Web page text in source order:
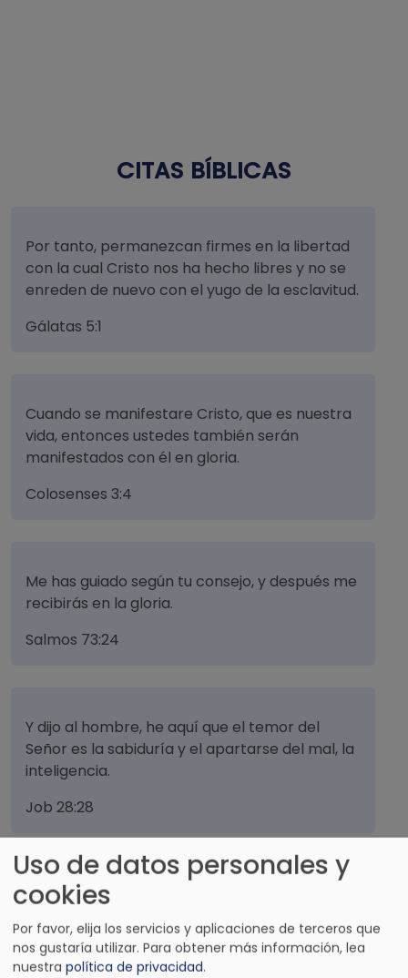
CITAS BÍBLICAS
Por tanto, permanezcan firmes en la libertad
con la cual Cristo nos ha hecho libres y no se
enreden de nuevo con el yugo de la esclavitud.
Gálatas 5:1
Cuando se manifestare Cristo, que es nuestra
vida, entonces ustedes también serán
manifestados con él en gloria.
Colosenses 3:4
Me has guiado según tu consejo, y después me
recibirás en la gloria.
Salmos 73:24
Y dijo al hombre, he aquí que el temor del
Señor es la sabiduría y el apartarse del mal, la
inteligencia.
Job 28:28
La bendición de Jehová, enriquece y no añade
Proverbios 10:22
Uso de datos personales y
cookies
Por favor, elija los servicios y aplicaciones de terceros que
nos gustaría utilizar. Para obtener más información, lea
nuestra política de privacidad.